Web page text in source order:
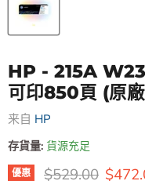
HP - 215A
可印850頁 (原
来自 HP
存貨量: 貨源充足
優惠 原價
$529.00 售價